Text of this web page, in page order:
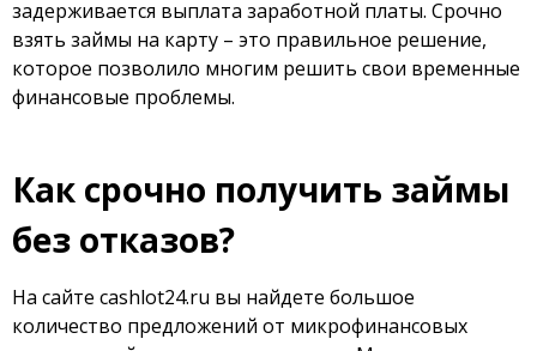
задерживается выплата заработной платы. Срочно
взять займы на карту – это правильное решение,
которое позволило многим решить свои временные
финансовые проблемы.
Как срочно получить займы
без отказов?
На сайте cashlot24.ru вы найдете большое
количество предложений от микрофинансовых